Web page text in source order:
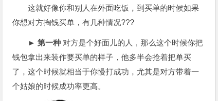
这就好像你和别人在外面吃饭，到买单的时候如果
你想对方掏钱买单，有几种情况???
► 第一种 对方是个好面儿的人，那么这个时候你把
钱包拿出来装作要买单的样子，他多半会抢着把单买
了，这个时候就相当于你慢打成功，尤其是对方带着一
个姑娘的时候成功率更高。